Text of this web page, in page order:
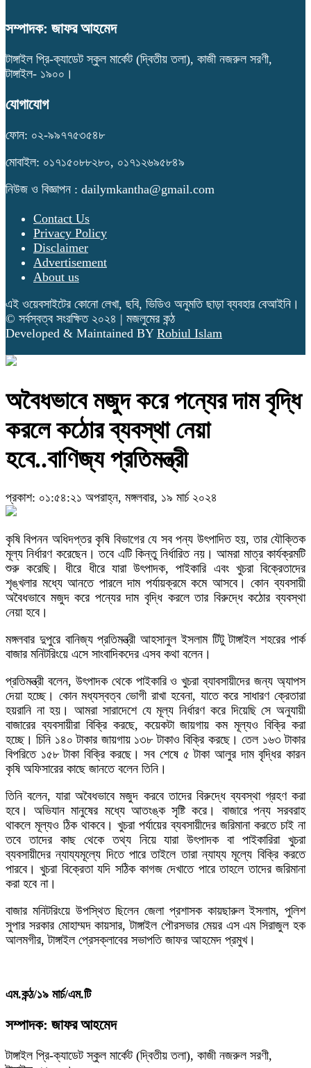
সম্পাদক: জাফর আহমেদ
টাঙ্গাইল প্রি-ক্যাডেট স্কুল মার্কেট (দ্বিতীয় তলা), কাজী নজরুল সরণী,
টাঙ্গাইল- ১৯০০।
যোগাযোগ
ফোন: ০২-৯৯৭৭৫৩৫৪৮
মোবাইল: ০১৭১৫০৮৮২৮০, ০১৭১২৬৯৫৮৪৯
নিউজ ও বিজ্ঞাপন : dailymkantha@gmail.com
Contact Us
Privacy Policy
Disclaimer
Advertisement
About us
এই ওয়েবসাইটের কোনো লেখা, ছবি, ভিডিও অনুমতি ছাড়া ব্যবহার বেআইনি।
© সর্বস্বত্ব সংরক্ষিত ২০২৪ | মজলুমের কন্ঠ
Developed & Maintained BY Robiul Islam
অবৈধভাবে মজুদ করে পন্যের দাম বৃদ্ধি
করলে কঠোর ব্যবস্থা নেয়া
হবে..বাণিজ্য প্রতিমন্ত্রী
প্রকাশ: ০১:৫৪:২১ অপরাহ্ন, মঙ্গলবার, ১৯ মার্চ ২০২৪
কৃষি বিপনন অধিদপ্তর কৃষি বিভাগের যে সব পন্য উৎপাদিত হয়, তার যৌক্তিক
মূল্য নির্ধারণ করেছেন। তবে এটি কিন্তু নির্ধারিত নয়। আমরা মাত্র কার্যক্রমটি
শুরু করেছি। ধীরে ধীরে যারা উৎপাদক, পাইকারি এবং খুচরা বিক্রেতাদের
শৃঙ্খলার মধ্যে আনতে পারলে দাম পর্যায়ক্রমে কমে আসবে। কোন ব্যবসায়ী
অবৈধভাবে মজুদ করে পন্যের দাম বৃদ্ধি করলে তার বিরুদ্ধে কঠোর ব্যবস্থা
নেয়া হবে।
মঙ্গলবার দুপুরে বানিজ্য প্রতিমন্ত্রী আহসানুল ইসলাম টিটু টাঙ্গাইল শহরের পার্ক
বাজার মনিটরিংয়ে এসে সাংবাদিকদের এসব কথা বলেন।
প্রতিমন্ত্রী বলেন, উৎপাদক থেকে পাইকারি ও খুচরা ব্যাবসায়ীদের জন্য অ্যাপস
দেয়া হচ্ছে। কোন মধ্যস্বত্ব ভোগী রাখা হবেনা, যাতে করে সাধারণ ক্রেতারা
হয়রানি না হয়। আমরা সারাদেশে যে মূল্য নির্ধারণ করে দিয়েছি সে অনুযায়ী
বাজারের ব্যবসায়ীরা বিক্রি করছে, কয়েকটা জায়গায় কম মূল্যও বিক্রি করা
হচ্ছে। চিনি ১৪০ টাকার জায়গায় ১৩৮ টাকাও বিক্রি করছে। তেল ১৬৩ টাকার
বিপরিতে ১৫৮ টাকা বিক্রি করছে। সব শেষে ৫ টাকা আলুর দাম বৃদ্ধির কারন
কৃষি অফিসারের কাছে জানতে বলেন তিনি।
তিনি বলেন, যারা অবৈধভাবে মজুদ করবে তাদের বিরুদ্ধে ব্যবস্থা গ্রহণ করা
হবে। অভিযান মানুষের মধ্যে আতংঙ্ক সৃষ্টি করে। বাজারে পন্য সরবরাহ
থাকলে মূল্যও ঠিক থাকবে। খুচরা পর্যায়ের ব্যবসায়ীদের জরিমানা করতে চাই না
তবে তাদের কাছ থেকে তথ্য নিয়ে যারা উৎপাদক বা পাইকারিরা খুচরা
ব্যবসায়ীদের ন্যায্যমূল্যে দিতে পারে তাইলে তারা ন্যায্য মূল্যে বিক্রি করতে
পারবে। খুচরা বিক্রেতা যদি সঠিক কাগজ দেখাতে পারে তাহলে তাদের জরিমানা
করা হবে না।
বাজার মনিটরিংয়ে উপস্থিত ছিলেন জেলা প্রশাসক কায়ছারুল ইসলাম, পুলিশ
সুপার সরকার মোহাম্মদ কায়সার, টাঙ্গাইল পৌরসভার মেয়র এস এম সিরাজুল হক
আলমগীর, টাঙ্গাইল প্রেসক্লাবের সভাপতি জাফর আহমেদ প্রমুখ।
এম.কন্ঠ/১৯ মার্চ/এম.টি
সম্পাদক: জাফর আহমেদ
টাঙ্গাইল প্রি-ক্যাডেট স্কুল মার্কেট (দ্বিতীয় তলা), কাজী নজরুল সরণী,